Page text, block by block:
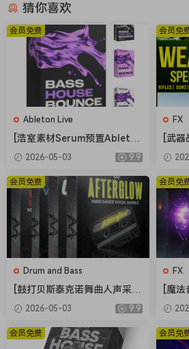
WHAT’S INSIDE YOUR ARSENAL
A unified hard techno ecosystem —
stay consistent, and build tracks
systems.
Want the full list of what’s
•KROSPER Generator Suite (NEW)
•Hard Techno Screech Collection
•Hard Techno Screech Engine
•Screech Forge System
•Hard Techno Kick Expansion
•Kick Expansion Lite
•Kick Forge (System / Pack)
•Hard Techno Drop Forge
•Hard Fake Drop Toolkit
•Impact / Human (Pack)
•Acid Collection
•Acid Forge (System)
•Bonus Tools & FX Layers (where
猜你喜欢
Ableton Live
[浩室素材Serum预置Ableton
模板FL模板] Shadow Sample
s Bass House Bounce Vol.2
The Complete Bundle [WA
V]（4.12GB）
2026-05-03 9.9
会员免费
FX
[武
os
War
会员免
Drum and Bass
[鼓打贝斯泰克诺舞曲人声采
样]Weapon Sounds The Eve
rything Vocal Collection [W
AV]（514MB）
2026-05-03 9.9
会员免费
FX
[魔
n
会员免
会员免费 会员免